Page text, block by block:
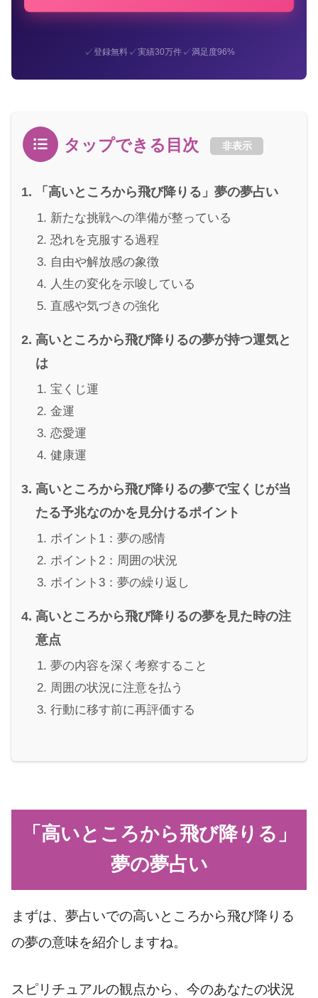
✓登録無料✓実績30万件✓満足度96%
タップできる目次 非表示
「高いところから飛び降りる」夢の夢占い
新たな挑戦への準備が整っている
恐れを克服する過程
自由や解放感の象徴
人生の変化を示唆している
直感や気づきの強化
高いところから飛び降りるの夢が持つ運気と
は
宝くじ運
金運
恋愛運
健康運
高いところから飛び降りるの夢で宝くじが当
たる予兆なのかを見分けるポイント
ポイント1：夢の感情
ポイント2：周囲の状況
ポイント3：夢の繰り返し
高いところから飛び降りるの夢を見た時の注
意点
夢の内容を深く考察すること
周囲の状況に注意を払う
行動に移す前に再評価する
「高いところから飛び降りる」
夢の夢占い
まずは、夢占いでの高いところから飛び降りる
の夢の意味を紹介しますね。
スピリチュアルの観点から、今のあなたの状況